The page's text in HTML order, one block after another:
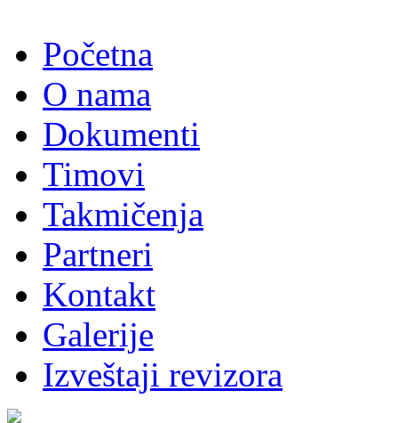
Početna
O nama
Dokumenti
Timovi
Takmičenja
Partneri
Kontakt
Galerije
Izveštaji revizora